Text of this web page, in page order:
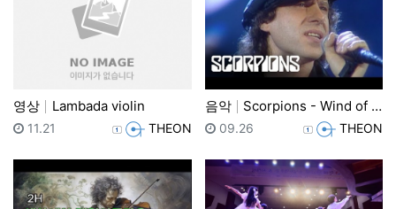
영상 Lambada violin
등록자THEON
등록일
11.21
음악 Scorpions - Wind of Change (Li…
등록자 THEON
등록일
09.26